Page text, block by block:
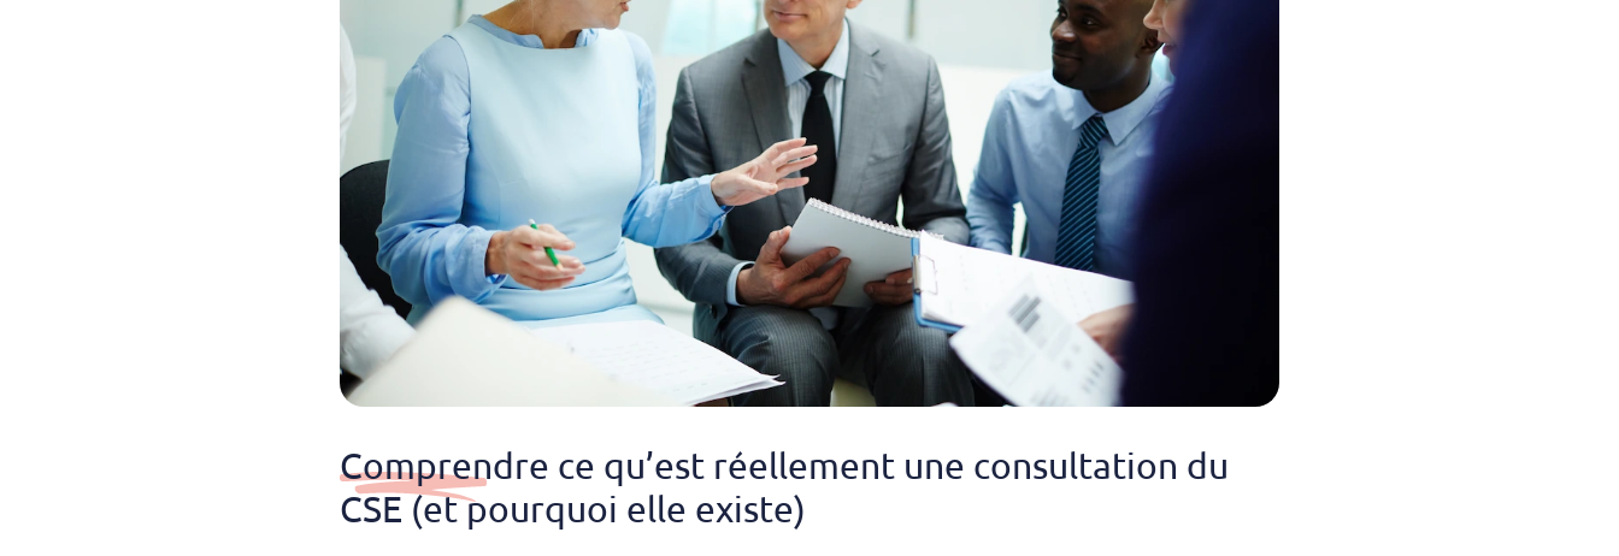
Comprendre ce qu’est réellement une consultation du
CSE (et pourquoi elle existe)